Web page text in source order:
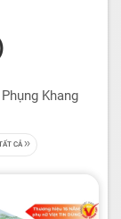
Khang
CẢ